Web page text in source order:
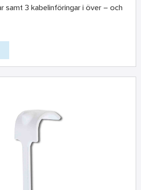
samt 3 kabelinföringar i över – och